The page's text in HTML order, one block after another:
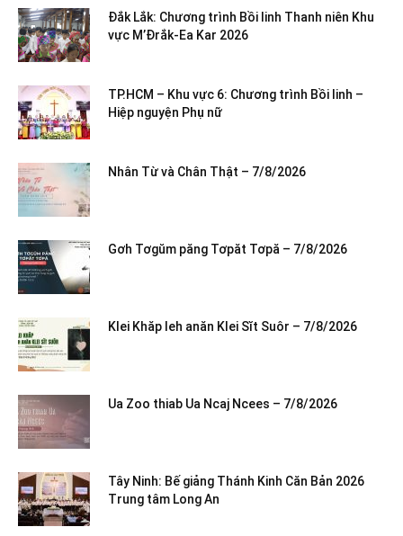
Đắk Lắk: Chương trình Bồi linh Thanh niên Khu
vực M’Đrắk-Ea Kar 2026
TP.HCM – Khu vực 6: Chương trình Bồi linh –
Hiệp nguyện Phụ nữ
Nhân Từ và Chân Thật – 7/8/2026
Gơh Tơgŭm păng Tơpăt Tơpă – 7/8/2026
Klei Khăp leh anăn Klei Sĭt Suôr – 7/8/2026
Ua Zoo thiab Ua Ncaj Ncees – 7/8/2026
Tây Ninh: Bế giảng Thánh Kinh Căn Bản 2026
Trung tâm Long An